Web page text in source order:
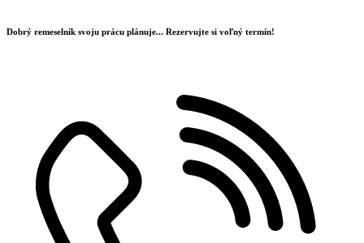
na
Dobrý remeselník svoju prácu plánuje... Rezervujte si voľný termín!